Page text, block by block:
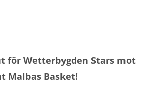
för Wetterbygden Stars mot
Malbas Basket!